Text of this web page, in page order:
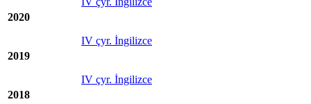
2020
IV çyr. İngilizce
2019
IV çyr. İngilizce
2018